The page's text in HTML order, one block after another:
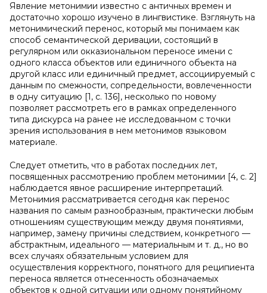
Явление метонимии известно с античных времен и
достаточно хорошо изучено в лингвистике. Взглянуть на
метонимический перенос, который мы понимаем как
способ семантической деривации, состоящий в
регулярном или окказиональном переносе имени с
одного класса объектов или единичного объекта на
другой класс или единичный предмет, ассоциируемый с
данным по смежности, сопредельности, вовлеченности
в одну ситуацию [1, с. 136], несколько по новому
позволяет рассмотреть его в рамках определенного
типа дискурса на ранее не исследованном с точки
зрения использования в нем метонимов языковом
материале.
Следует отметить, что в работах последних лет,
посвященных рассмотрению проблем метонимии [4, с. 2]
наблюдается явное расширение интерпретаций.
Метонимия рассматривается сегодня как перенос
названия по самым разнообразным, практически любым
отношениям существующим между двумя понятиями,
например, замену причины следствием, конкретного —
абстрактным, идеального — материальным и т. д., но во
всех случаях обязательным условием для
осуществления корректного, понятного для реципиента
переноса является отнесенность обозначаемых
объектов к одной ситуации или одному понятийному